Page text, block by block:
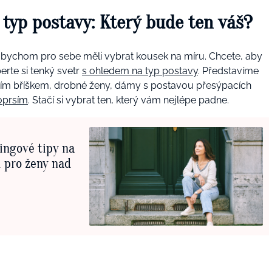
postavy: Který bude ten váš?
pro sebe měli vybrat kousek na míru. Chcete, aby
si tenký svetr s ohledem na typ postavy. Představíme
bříškem, drobné ženy, dámy s postavou přesýpacích
. Stačí si vybrat ten, který vám nejlépe padne.
tipy na
ženy nad